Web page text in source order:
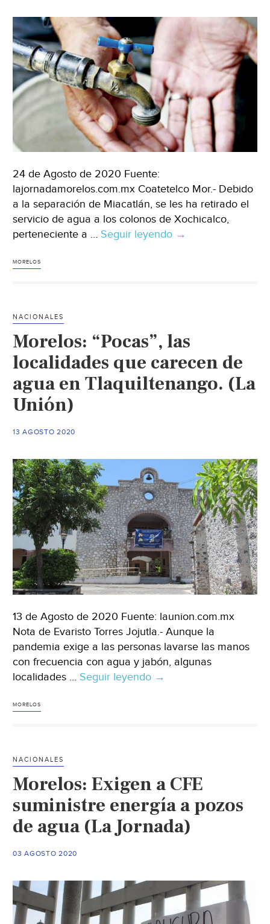
24 de Agosto de 2020 Fuente:
lajornadamorelos.com.mx Coatetelco Mor.- Debido
a la separación de Miacatlán, se les ha retirado el
servicio de agua a los colonos de Xochicalco,
perteneciente a … Seguir leyendo Morelos:
población
Xochiacalco.
(La
→
MORELOS
NACIONALES
Morelos: “Pocas”, las
localidades que carecen de
agua en Tlaquiltenango. (La
Unión)
13 AGOSTO 2020
13 de Agosto de 2020 Fuente: launion.com.mx
Nota de Evaristo Torres Jojutla.- Aunque la
pandemia exige a las personas lavarse las manos
con frecuencia con agua y jabón, algunas
localidades … Seguir leyendo Morelos:
agua
en
Tlaquiltenango.
(La
→
MORELOS
NACIONALES
Morelos: Exigen a CFE
suministre energía a pozos
de agua (La Jornada)
03 AGOSTO 2020